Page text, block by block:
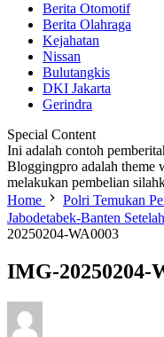
Berita Otomotif
Berita Olahraga
Kejahatan
Nissan
Bulutangkis
DKI Jakarta
Gerindra
Special Content
Ini adalah contoh
Bloggingpro adalah theme
melakukan pembelian
Home
Polri Temukan
Jabodetabek-Banten
20250204-WA0003
IMG-20250204-